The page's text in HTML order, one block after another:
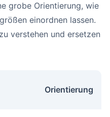
grobe Orientierung, wie
einordnen lassen.
verstehen und ersetzen
Orientierung